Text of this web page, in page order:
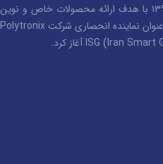
شرکت شیشه هوشمند ایران، در سال ۱۳۹۲ با هدف ارائه محصولات خاص و نوین
در عرصه صنعت ساختمان تاسیس و به عنوان نماینده انحصاری شرکت Polytronix